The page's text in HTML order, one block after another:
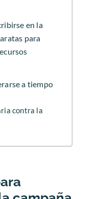
en la
para
a tiempo
contra la